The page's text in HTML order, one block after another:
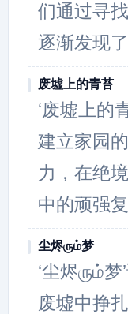
们通过寻
逐渐发现
废墟上的青苔
‘废墟上的
建立家园
力，在绝
中的顽强
尘烬ரும்梦
‘尘烬ரும்
废墟中挣